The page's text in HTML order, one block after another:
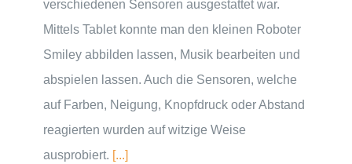
verschiedenen Sensoren ausgestattet war.
Mittels Tablet konnte man den kleinen Roboter
Smiley abbilden lassen, Musik bearbeiten und
abspielen lassen. Auch die Sensoren, welche
auf Farben, Neigung, Knopfdruck oder Abstand
reagierten wurden auf witzige Weise
ausprobiert. [...]